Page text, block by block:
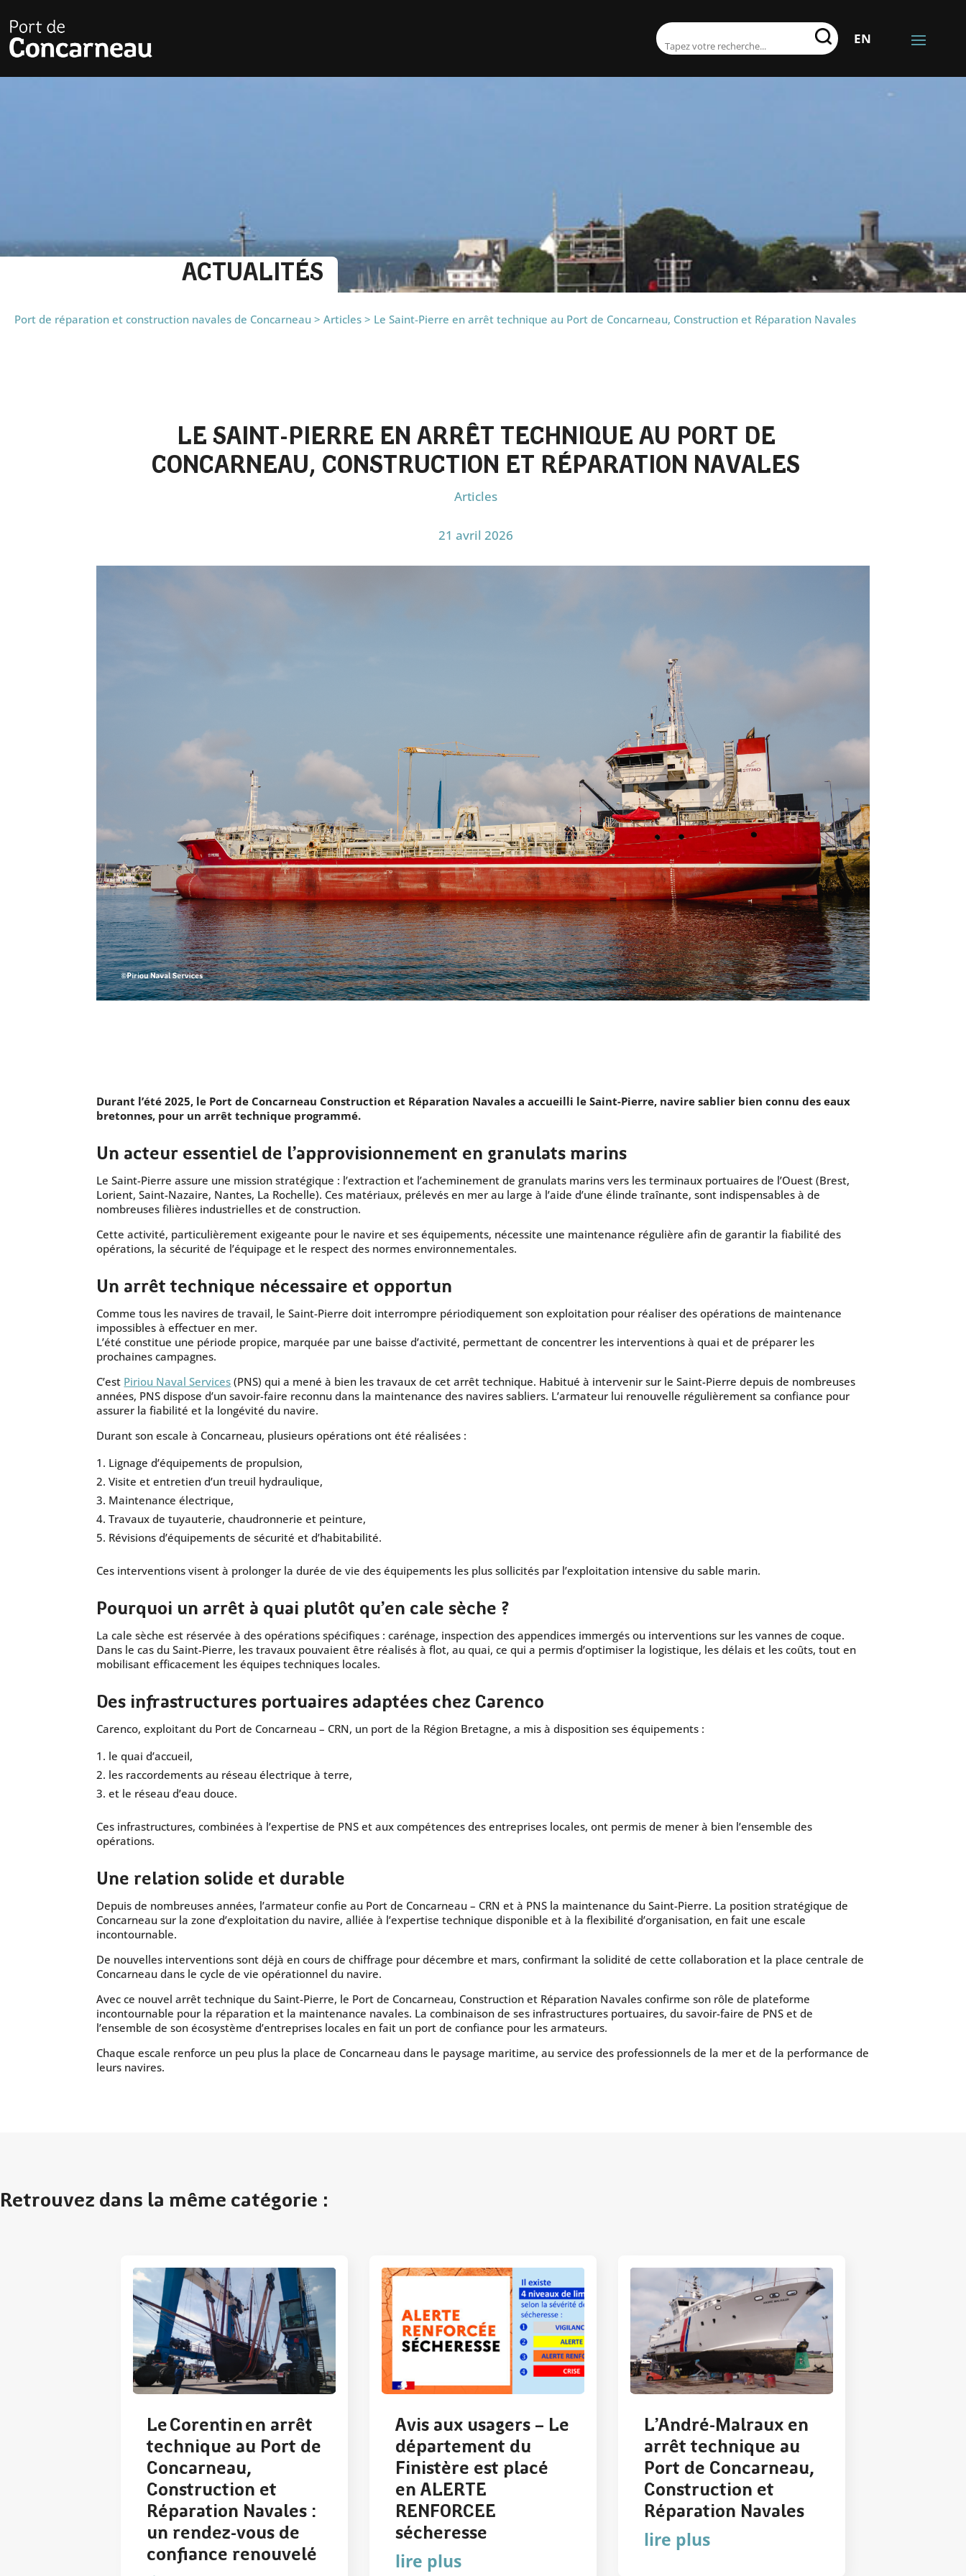
RECHERCHER:
EN
ACTUALITÉS
Port de réparation et construction navales de Concarneau > Articles > Le Saint-Pierre en arrêt technique au Port de Concarneau, Construction et Réparation Navales
LE SAINT-PIERRE EN ARRÊT TECHNIQUE AU PORT DE
CONCARNEAU, CONSTRUCTION ET RÉPARATION NAVALES
Articles
21 avril 2026
Durant l’été 2025, le Port de Concarneau Construction et Réparation Navales a accueilli le Saint-Pierre, navire sablier bien connu des eaux
bretonnes, pour un arrêt technique programmé.
Un acteur essentiel de l’approvisionnement en granulats marins
Le Saint-Pierre assure une mission stratégique : l’extraction et l’acheminement de granulats marins vers les terminaux portuaires de l’Ouest (Brest,
Lorient, Saint-Nazaire, Nantes, La Rochelle). Ces matériaux, prélevés en mer au large à l’aide d’une élinde traînante, sont indispensables à de
nombreuses filières industrielles et de construction.
Cette activité, particulièrement exigeante pour le navire et ses équipements, nécessite une maintenance régulière afin de garantir la fiabilité des
opérations, la sécurité de l’équipage et le respect des normes environnementales.
Un arrêt technique nécessaire et opportun
Comme tous les navires de travail, le Saint-Pierre doit interrompre périodiquement son exploitation pour réaliser des opérations de maintenance
impossibles à effectuer en mer.
L’été constitue une période propice, marquée par une baisse d’activité, permettant de concentrer les interventions à quai et de préparer les
prochaines campagnes.
C’est Piriou Naval Services (PNS) qui a mené à bien les travaux de cet arrêt technique. Habitué à intervenir sur le Saint-Pierre depuis de nombreuses
années, PNS dispose d’un savoir-faire reconnu dans la maintenance des navires sabliers. L’armateur lui renouvelle régulièrement sa confiance pour
assurer la fiabilité et la longévité du navire.
Durant son escale à Concarneau, plusieurs opérations ont été réalisées :
Lignage d’équipements de propulsion,
Visite et entretien d’un treuil hydraulique,
Maintenance électrique,
Travaux de tuyauterie, chaudronnerie et peinture,
Révisions d’équipements de sécurité et d’habitabilité.
Ces interventions visent à prolonger la durée de vie des équipements les plus sollicités par l’exploitation intensive du sable marin.
Pourquoi un arrêt à quai plutôt qu’en cale sèche ?
La cale sèche est réservée à des opérations spécifiques : carénage, inspection des appendices immergés ou interventions sur les vannes de coque.
Dans le cas du Saint-Pierre, les travaux pouvaient être réalisés à flot, au quai, ce qui a permis d’optimiser la logistique, les délais et les coûts, tout en
mobilisant efficacement les équipes techniques locales.
Des infrastructures portuaires adaptées chez Carenco
Carenco, exploitant du Port de Concarneau – CRN, un port de la Région Bretagne, a mis à disposition ses équipements :
le quai d’accueil,
les raccordements au réseau électrique à terre,
et le réseau d’eau douce.
Ces infrastructures, combinées à l’expertise de PNS et aux compétences des entreprises locales, ont permis de mener à bien l’ensemble des
opérations.
Une relation solide et durable
Depuis de nombreuses années, l’armateur confie au Port de Concarneau – CRN et à PNS la maintenance du Saint-Pierre. La position stratégique de
Concarneau sur la zone d’exploitation du navire, alliée à l’expertise technique disponible et à la flexibilité d’organisation, en fait une escale
incontournable.
De nouvelles interventions sont déjà en cours de chiffrage pour décembre et mars, confirmant la solidité de cette collaboration et la place centrale de
Concarneau dans le cycle de vie opérationnel du navire.
Avec ce nouvel arrêt technique du Saint-Pierre, le Port de Concarneau, Construction et Réparation Navales confirme son rôle de plateforme
incontournable pour la réparation et la maintenance navales. La combinaison de ses infrastructures portuaires, du savoir-faire de PNS et de
l’ensemble de son écosystème d’entreprises locales en fait un port de confiance pour les armateurs.
Chaque escale renforce un peu plus la place de Concarneau dans le paysage maritime, au service des professionnels de la mer et de la performance de
leurs navires.
Retrouvez dans la même catégorie :
Le Corentin en arrêt
technique au Port de
Concarneau,
Construction et
Réparation Navales :
un rendez-vous de
confiance renouvelé
Avis aux usagers – Le
département du
Finistère est placé
en ALERTE
RENFORCEE
sécheresse
lire plus
L’André-Malraux en
arrêt technique au
Port de Concarneau,
Construction et
Réparation Navales
lire plus